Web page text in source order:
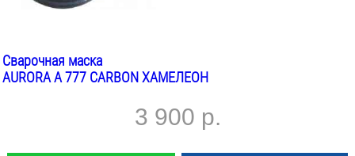
Сварочная маска
AURORA A 777 CARBON ХАМЕЛЕОН
3 900 р.